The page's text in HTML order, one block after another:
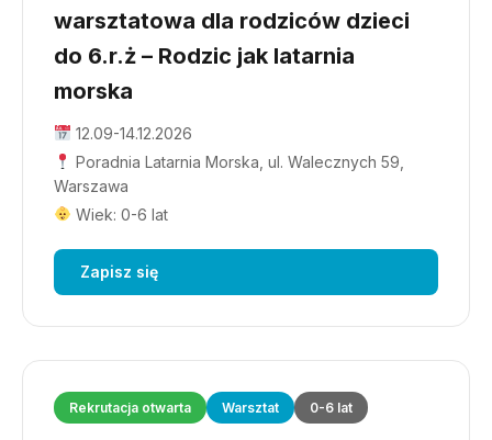
warsztatowa dla rodziców dzieci
do 6.r.ż – Rodzic jak latarnia
morska
12.09-14.12.2026
Poradnia Latarnia Morska, ul. Walecznych 59,
Warszawa
Wiek: 0-6 lat
Zapisz się
Rekrutacja otwarta Warsztat 0-6 lat